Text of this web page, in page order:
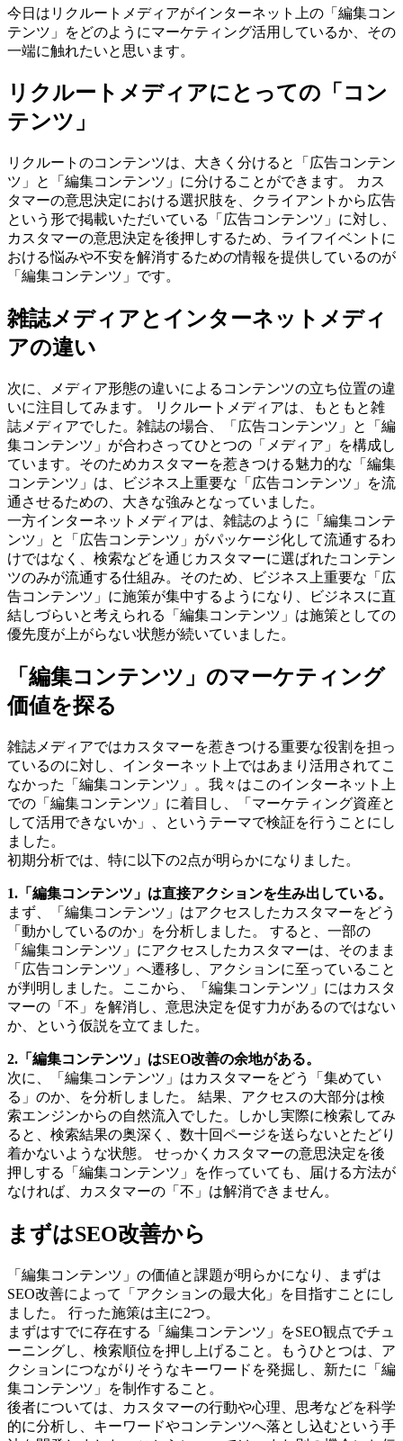
今日はリクルートメディアがインターネット上の「編集コン
テンツ」をどのようにマーケティング活用しているか、その
一端に触れたいと思います。
リクルートメディアにとっての「コン
テンツ」
リクルートのコンテンツは、大きく分けると「広告コンテン
ツ」と「編集コンテンツ」に分けることができます。 カス
タマーの意思決定における選択肢を、クライアントから広告
という形で掲載いただいている「広告コンテンツ」に対し、
カスタマーの意思決定を後押しするため、ライフイベントに
おける悩みや不安を解消するための情報を提供しているのが
「編集コンテンツ」です。
雑誌メディアとインターネットメディ
アの違い
次に、メディア形態の違いによるコンテンツの立ち位置の違
いに注目してみます。 リクルートメディアは、もともと雑
誌メディアでした。雑誌の場合、「広告コンテンツ」と「編
集コンテンツ」が合わさってひとつの「メディア」を構成し
ています。そのためカスタマーを惹きつける魅力的な「編集
コンテンツ」は、ビジネス上重要な「広告コンテンツ」を流
通させるための、大きな強みとなっていました。
一方インターネットメディアは、雑誌のように「編集コンテ
ンツ」と「広告コンテンツ」がパッケージ化して流通するわ
けではなく、検索などを通じカスタマーに選ばれたコンテン
ツのみが流通する仕組み。そのため、ビジネス上重要な「広
告コンテンツ」に施策が集中するようになり、ビジネスに直
結しづらいと考えられる「編集コンテンツ」は施策としての
優先度が上がらない状態が続いていました。
「編集コンテンツ」のマーケティング
価値を探る
雑誌メディアではカスタマーを惹きつける重要な役割を担っ
ているのに対し、インターネット上ではあまり活用されてこ
なかった「編集コンテンツ」。我々はこのインターネット上
での「編集コンテンツ」に着目し、「マーケティング資産と
して活用できないか」、というテーマで検証を行うことにし
ました。
初期分析では、特に以下の2点が明らかになりました。
1.「編集コンテンツ」は直接アクションを生み出している。
まず、「編集コンテンツ」はアクセスしたカスタマーをどう
「動かしているのか」を分析しました。 すると、一部の
「編集コンテンツ」にアクセスしたカスタマーは、そのまま
「広告コンテンツ」へ遷移し、アクションに至っていること
が判明しました。ここから、「編集コンテンツ」にはカスタ
マーの「不」を解消し、意思決定を促す力があるのではない
か、という仮説を立てました。
2.「編集コンテンツ」はSEO改善の余地がある。
次に、「編集コンテンツ」はカスタマーをどう「集めてい
る」のか、を分析しました。 結果、アクセスの大部分は検
索エンジンからの自然流入でした。しかし実際に検索してみ
ると、検索結果の奥深く、数十回ページを送らないとたどり
着かないような状態。 せっかくカスタマーの意思決定を後
押しする「編集コンテンツ」を作っていても、届ける方法が
なければ、カスタマーの「不」は解消できません。
まずはSEO改善から
「編集コンテンツ」の価値と課題が明らかになり、まずは
SEO改善によって「アクションの最大化」を目指すことにし
ました。 行った施策は主に2つ。
まずはすでに存在する「編集コンテンツ」をSEO観点でチュ
ーニングし、検索順位を押し上げること。もうひとつは、ア
クションにつながりそうなキーワードを発掘し、新たに「編
集コンテンツ」を制作すること。
後者については、カスタマーの行動や心理、思考などを科学
的に分析し、キーワードやコンテンツへ落とし込むという手